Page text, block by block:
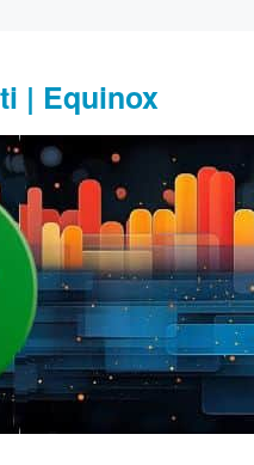
| Equinox